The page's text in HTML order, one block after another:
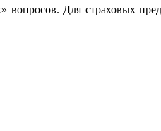
Для страховых